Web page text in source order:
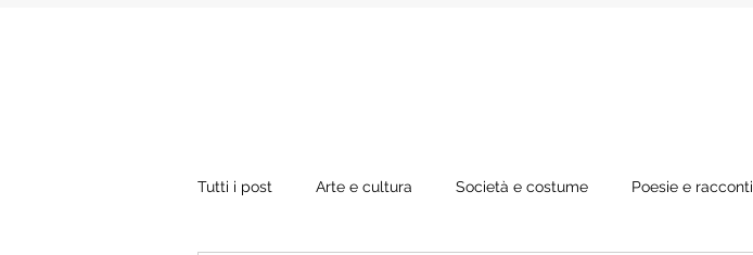
Tutti i post Arte e cultura Società e costume Poesie e racconti